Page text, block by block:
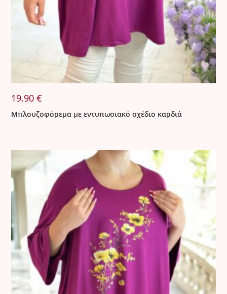
19.90€
Μπλουζοφόρεμα με εντυπωσιακό σχέδιο καρδιά